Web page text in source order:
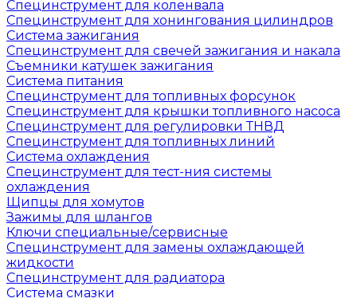
Специнструмент для коленвала
Специнструмент для хонингования цилиндров
Система зажигания
Специнструмент для свечей зажигания и накала
Съемники катушек зажигания
Система питания
Специнструмент для топливных форсунок
Специнструмент для крышки топливного насоса
Специнструмент для регулировки ТНВД
Специнструмент для топливных линий
Система охлаждения
Специнструмент для тест-ния системы
охлаждения
Щипцы для хомутов
Зажимы для шлангов
Ключи специальные/сервисные
Специнструмент для замены охлаждающей
жидкости
Специнструмент для радиатора
Система смазки